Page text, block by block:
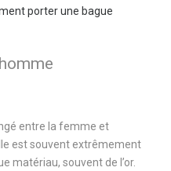
porter une bague
entre la femme et
est souvent extrêmement
matériau, souvent de l’or.